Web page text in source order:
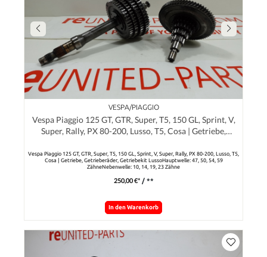
VESPA/PIAGGIO
Vespa Piaggio 125 GT, GTR, Super, T5, 150 GL, Sprint, V,
Super, Rally, PX 80-200, Lusso, T5, Cosa | Getriebe,
Vespa Piaggio 125 GT, GTR, Super, T5, 150 GL, Sprint, V, Super, Rally, PX 80-200, Lusso, T5,
Cosa | Getriebe, Getrieberäder, Getriebekit LussoHauptwelle: 47, 50, 54, 59
ZähneNebenwelle: 10, 14, 19, 23 Zähne
250,00 €* / **
In den Warenkorb